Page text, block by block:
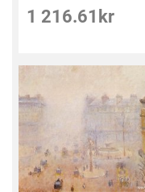
1 216.61 kr